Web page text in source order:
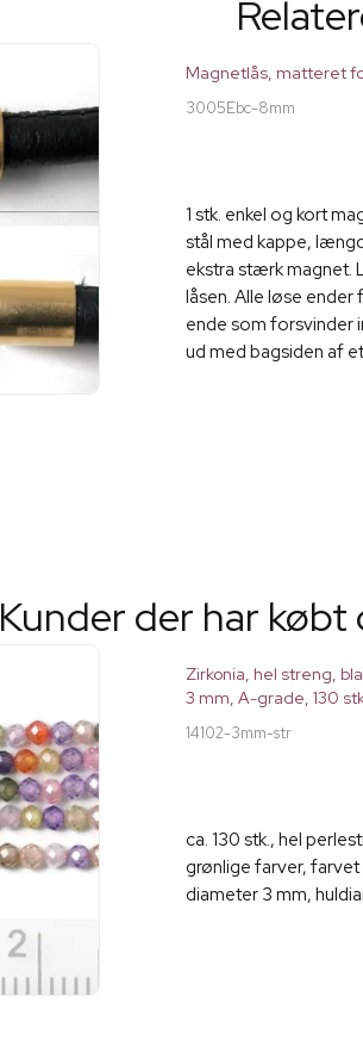
Magnetlås, matteret
3005Ebc-8mm
1 stk. enkel og kort
stål med kappe,
ekstra stærk magnet.
låsen. Alle løse
ende som forsvinder
ud med bagsiden af
Kunder der har
Zirkonia, hel streng,
3 mm, A-grade, 130
14102-3mm-str
ca. 130 stk., hel
grønlige farver,
diameter 3 mm,